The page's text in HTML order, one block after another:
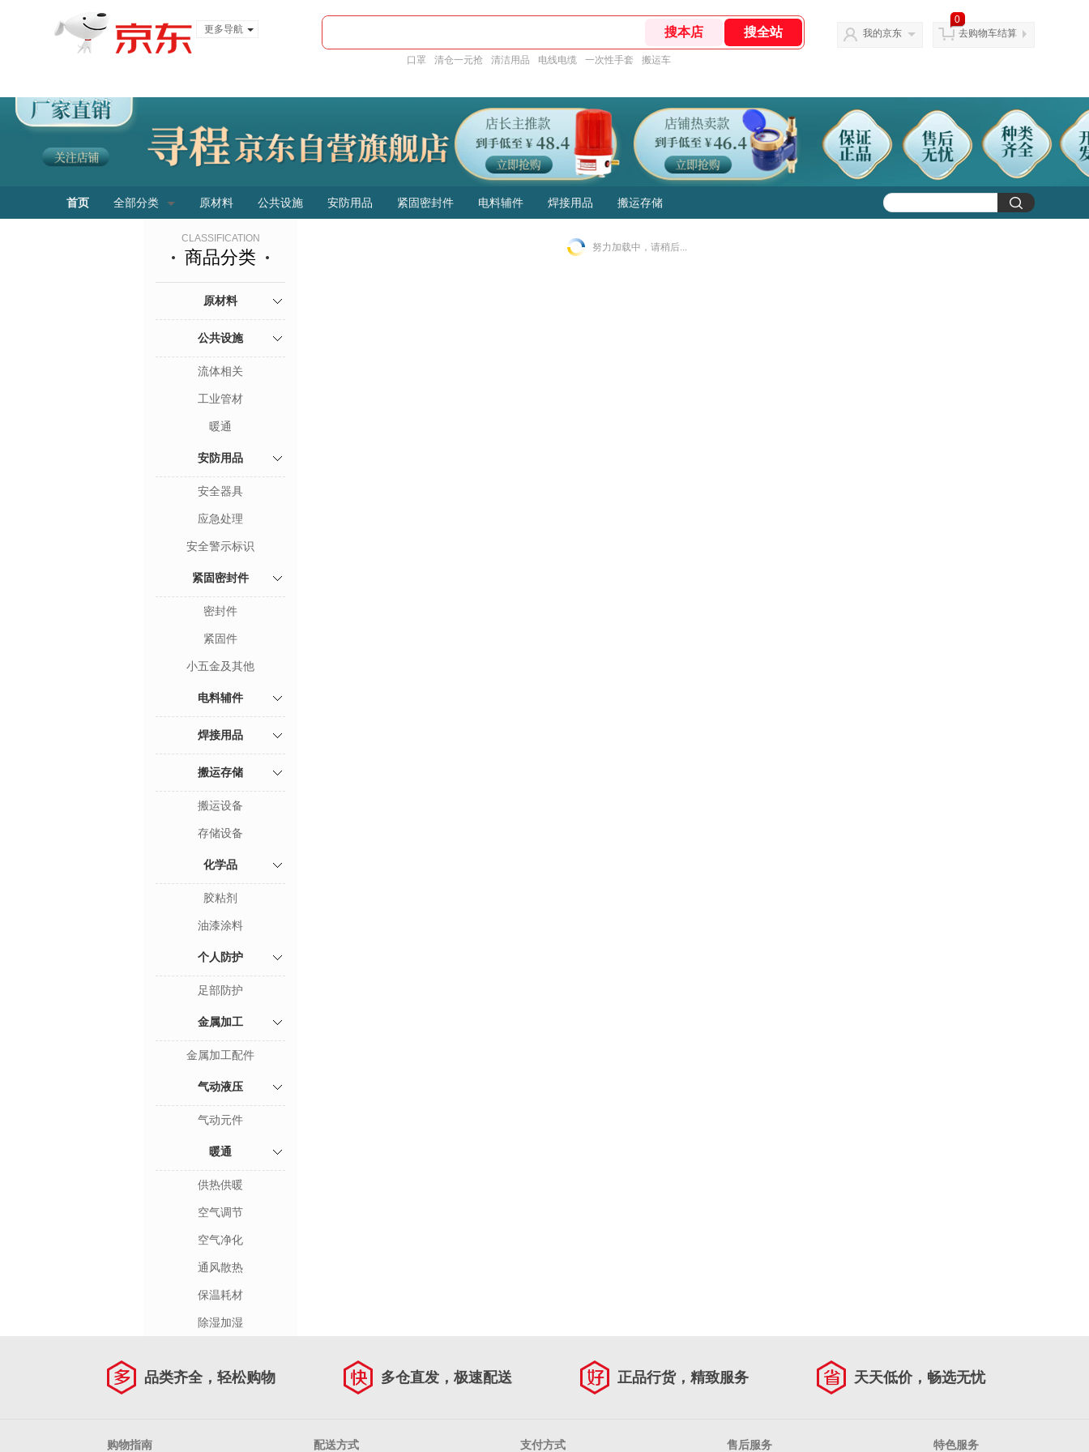
更多导航
口罩 清仓一元抢 清洁用品 电线电缆 一次性手套 搬运车
我的京东
0
去购物车结算
首页 全部分类 原材料 公共设施 安防用品 紧固密封件 电料辅件 焊接用品 搬运存储
CLASSIFICATION
商品分类
原材料
公共设施
流体相关
工业管材
暖通
安防用品
安全器具
应急处理
安全警示标识
紧固密封件
密封件
紧固件
小五金及其他
电料辅件
焊接用品
搬运存储
搬运设备
存储设备
化学品
胶粘剂
油漆涂料
个人防护
足部防护
金属加工
金属加工配件
气动液压
气动元件
暖通
供热供暖
空气调节
空气净化
通风散热
保温耗材
除湿加湿
努力加载中，请稍后...
品类齐全，轻松购物 多仓直发，极速配送 正品行货，精致服务 天天低价，畅选无忧
购物指南 配送方式 支付方式 售后服务 特色服务